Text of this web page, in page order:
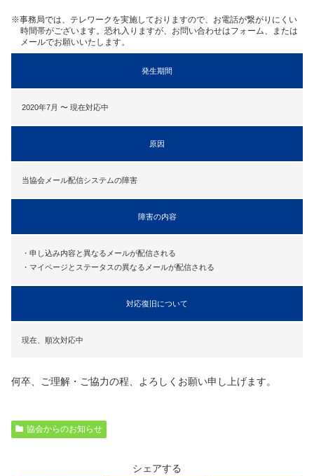
※事務局では、テレワークを実施しておりますので、お電話が繋がりにくい
時間帯がございます。恐れ入りますが、お問い合わせはフォーム、または
メールでお願いいたします。
発生期間
2020年7月 〜 現在対応中
原因
当協会メール配信システムの障害
障害の内容
・申し込み内容と異なるメールが配信される
・マイページとステータスの異なるメールが配信される
対応復旧について
現在、順次対応中
何卒、ご理解・ご協力の程、よろしくお願い申し上げます。
協会からのお知らせ
シェアする